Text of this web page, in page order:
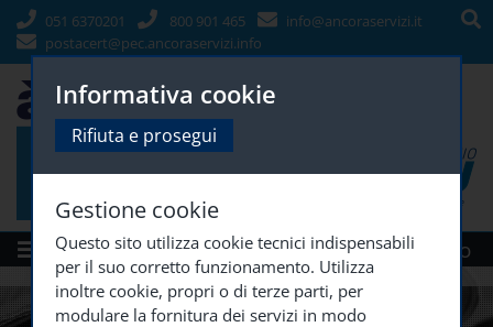
Menù Siti Gruppo
051 6370201 800 901 465
info@ancoraservizi.it
postacert@pec.ancoraservizi.info
Informativa cookie
Rifiuta e prosegui
Gestione cookie
Questo sito utilizza cookie tecnici indispensabili
per il suo corretto funzionamento. Utilizza
inoltre cookie, propri o di terze parti, per
modulare la fornitura dei servizi in modo